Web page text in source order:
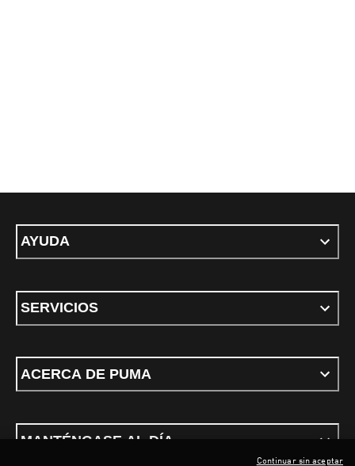
AYUDA
SERVICIOS
ACERCA DE PUMA
MANTÉNGASE AL DÍA
Continuar sin aceptar